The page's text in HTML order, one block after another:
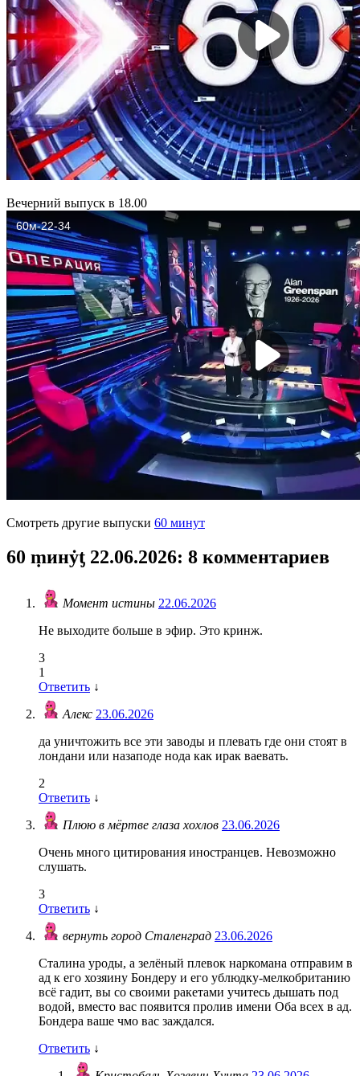
Вечерний выпуск в 18.00
Смотреть другие выпуски 60 минут
60 ṃинẏƫ 22.06.2026: 8 комментариев
Момент истины 22.06.2026
Не выходите больше в эфир. Это кринж.
3
1
Ответить ↓
Алекс 23.06.2026
да уничтожить все эти заводы и плевать где они стоят в
лондани или назаподе нода как ирак ваевать.
2
Ответить ↓
Плюю в мёртве глаза хохлов 23.06.2026
Очень много цитирования иностранцев. Невозможно
слушать.
3
Ответить ↓
вернуть город Сталенград 23.06.2026
Сталина уроды, а зелёный плевок наркомана отправим в
ад к его хозяину Бондеру и его ублюдку-мелкобританию
всё гадит, вы со своими ракетами учитесь дышать под
водой, вместо вас появится пролив имени Оба всех в ад.
Бондера ваше чмо вас заждался.
Ответить ↓